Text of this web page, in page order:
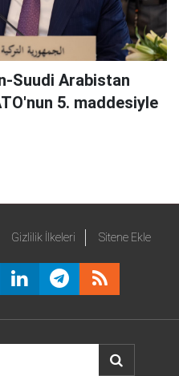
Suudi Arabistan
5. maddesiyle
Gizlilik İlkeleri Sitene Ekle